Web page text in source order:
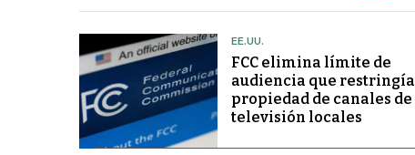
EE.UU.
FCC elimina límite de
audiencia que restringía
propiedad de canales de
televisión locales